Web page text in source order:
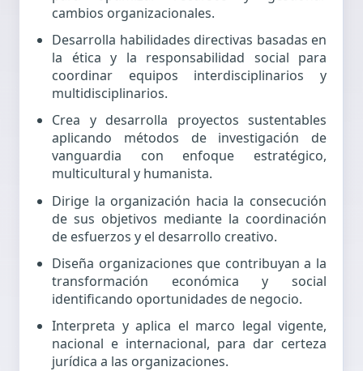
cambios organizacionales.
Desarrolla habilidades directivas basadas en
la ética y la responsabilidad social para
coordinar equipos interdisciplinarios y
multidisciplinarios.
Crea y desarrolla proyectos sustentables
aplicando métodos de investigación de
vanguardia con enfoque estratégico,
multicultural y humanista.
Dirige la organización hacia la consecución
de sus objetivos mediante la coordinación
de esfuerzos y el desarrollo creativo.
Diseña organizaciones que contribuyan a la
transformación económica y social
identificando oportunidades de negocio.
Interpreta y aplica el marco legal vigente,
nacional e internacional, para dar certeza
jurídica a las organizaciones.